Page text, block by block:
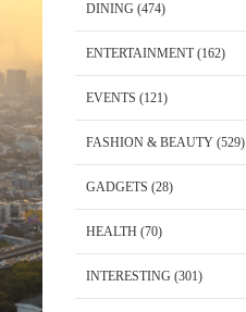
DINING (474)
ENTERTAINMENT(162)
EVENTS (121)
FASHION & BEAUTY(529)
GADGETS (28)
HEALTH (70)
INTERESTING (301)